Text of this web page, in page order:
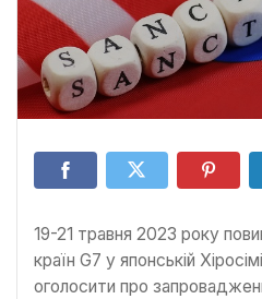
19-21 травня 2023 року
країн G7 у японській
оголосити про